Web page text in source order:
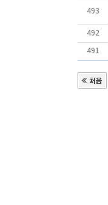
493
492
491